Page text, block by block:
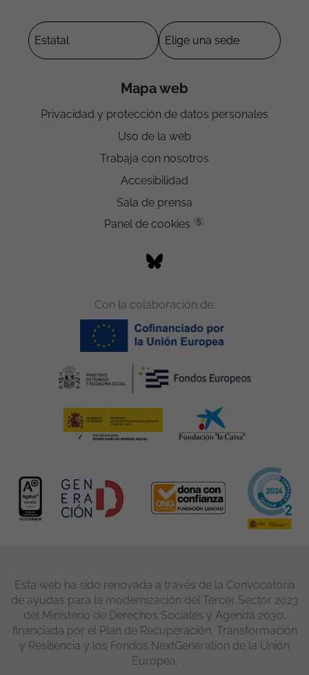
Mapa web
Privacidad y protección de datos personales
Uso de la web
Trabaja con nosotros
Accesibilidad
Sala de prensa
Panel de cookies
5
Con la colaboración de:
Esta web ha sido renovada a través de la Convocatoria
de ayudas para la modernización del Tercer Sector 2023
del Ministerio de Derechos Sociales y Agenda 2030,
financiada por el Plan de Recuperación, Transformación
y Resiliencia y los Fondos NextGeneration de la Unión
Europea.